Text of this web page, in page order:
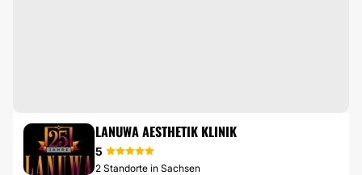
VAGINALSTRAFFUNGLANUWA AESTHETIK KLINIK
5
2 Standorte in Sachsen